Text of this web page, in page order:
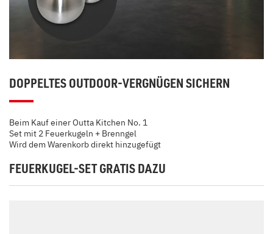
DOPPELTES OUTDOOR-VERGNÜGEN SICHERN
Beim Kauf einer Outta Kitchen No. 1
Set mit 2 Feuerkugeln + Brenngel
Wird dem Warenkorb direkt hinzugefügt
FEUERKUGEL-SET GRATIS DAZU